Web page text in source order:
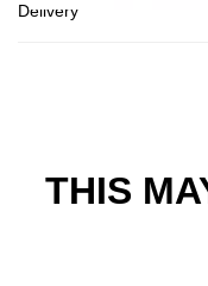
Delivery
THIS